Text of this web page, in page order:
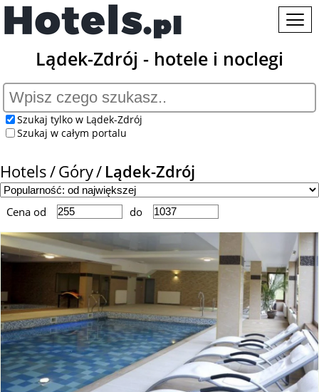
Lądek-Zdrój - hotele i noclegi
Szukaj tylko w Lądek-Zdrój
Szukaj w całym portalu
Hotels Góry Lądek-Zdrój
Cena od do